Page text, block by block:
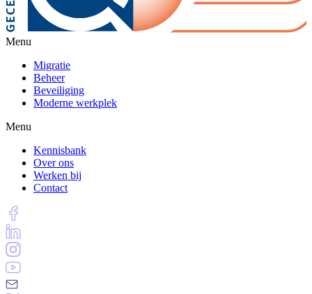
Menu
Migratie
Beheer
Beveiliging
Moderne werkplek
Menu
Kennisbank
Over ons
Werken bij
Contact